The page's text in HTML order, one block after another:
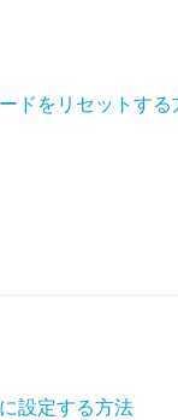
ドをリセットする
設定する方法